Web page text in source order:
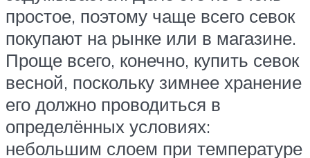
простое, поэтому чаще всего севок
покупают на рынке или в магазине.
Проще всего, конечно, купить севок
весной, поскольку зимнее хранение
его должно проводиться в
определённых условиях:
небольшим слоем при температуре